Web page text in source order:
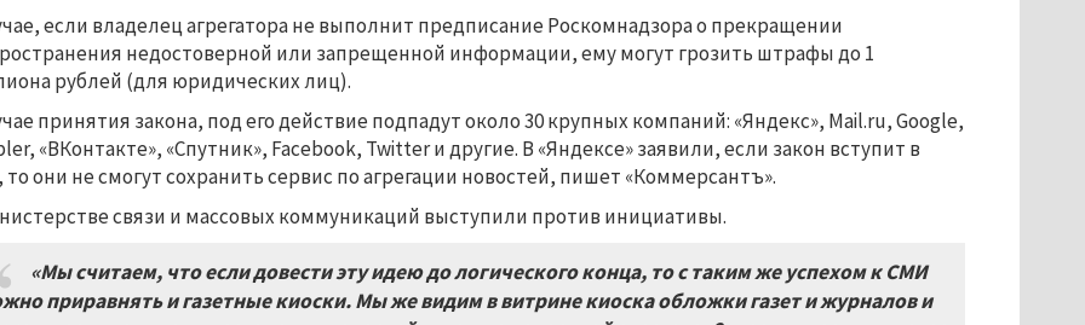
если владелец агрегатора не выполнит предписание Роскомнадзора о прекращении
недостоверной или запрещенной информации, ему могут грозить штрафы до 1
рублей (для юридических лиц).
принятия закона, под его действие подпадут около 30 крупных компаний: «Яндекс», Mail.ru, Google,
«ВКонтакте», «Спутник», Facebook, Twitter и другие. В «Яндексе» заявили, если закон вступит в
то они не смогут сохранить сервис по агрегации новостей, пишет «Коммерсантъ».
связи и массовых коммуникаций выступили против инициативы.
«Мы считаем, что если довести эту идею до логического конца, то с таким же успехом к СМИ
приравнять и газетные киоски. Мы же видим в витрине киоска обложки газет и журналов и